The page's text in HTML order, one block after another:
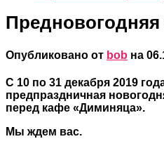
Опубликовано от bob на
С 10 по 31 декабря 2019
предпраздничная
перед кафе «Диминяца».
Мы ждем вас.